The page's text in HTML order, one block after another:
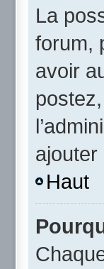
La
forum,
avoir
ajouter
Haut